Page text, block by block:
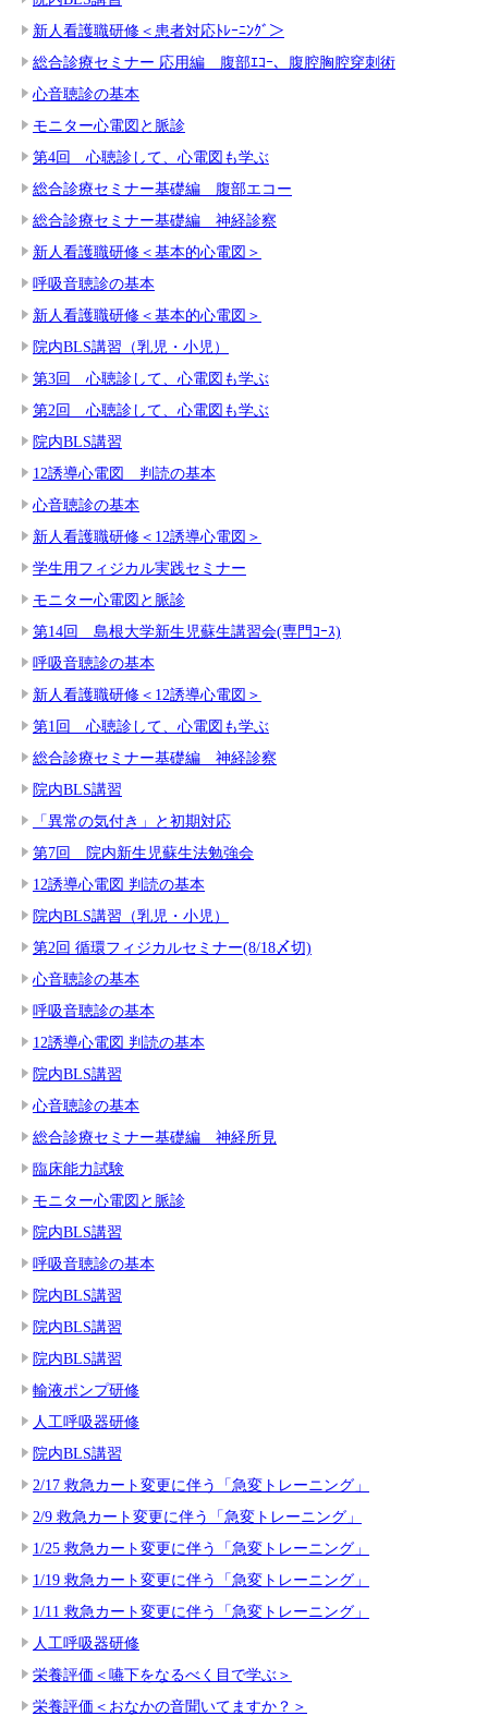
新人看護職研修＜患者対応ﾄﾚｰﾆﾝｸﾞ＞
総合診療セミナー 応用編 腹部ｴｺｰ、腹腔胸腔穿刺術
心音聴診の基本
モニター心電図と脈診
第4回 心聴診して、心電図も学ぶ
総合診療セミナー基礎編 腹部エコー
総合診療セミナー基礎編 神経診察
新人看護職研修＜基本的心電図＞
呼吸音聴診の基本
新人看護職研修＜基本的心電図＞
院内BLS講習（乳児・小児）
第3回 心聴診して、心電図も学ぶ
第2回 心聴診して、心電図も学ぶ
院内BLS講習
12誘導心電図 判読の基本
心音聴診の基本
新人看護職研修＜12誘導心電図＞
学生用フィジカル実践セミナー
モニター心電図と脈診
第14回 島根大学新生児蘇生講習会(専門ｺｰｽ)
呼吸音聴診の基本
新人看護職研修＜12誘導心電図＞
第1回 心聴診して、心電図も学ぶ
総合診療セミナー基礎編 神経診察
院内BLS講習
「異常の気付き」と初期対応
第7回 院内新生児蘇生法勉強会
12誘導心電図 判読の基本
院内BLS講習（乳児・小児）
第2回 循環フィジカルセミナー(8/18〆切)
心音聴診の基本
呼吸音聴診の基本
12誘導心電図 判読の基本
院内BLS講習
心音聴診の基本
総合診療セミナー基礎編 神経所見
臨床能力試験
モニター心電図と脈診
院内BLS講習
呼吸音聴診の基本
院内BLS講習
院内BLS講習
院内BLS講習
輸液ポンプ研修
人工呼吸器研修
院内BLS講習
2/17 救急カート変更に伴う「急変トレーニング」
2/9 救急カート変更に伴う「急変トレーニング」
1/25 救急カート変更に伴う「急変トレーニング」
1/19 救急カート変更に伴う「急変トレーニング」
1/11 救急カート変更に伴う「急変トレーニング」
人工呼吸器研修
栄養評価＜嚥下をなるべく目で学ぶ＞
栄養評価＜おなかの音聞いてますか？＞